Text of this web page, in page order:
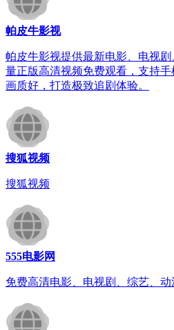
帕皮牛影视
帕皮牛影视提供最新电影、电视
量正版高清视频免费观看，支持手
画质好，打造极致追剧体验。
搜狐视频
搜狐视频
555电影网
免费高清电影、电视剧、综艺、